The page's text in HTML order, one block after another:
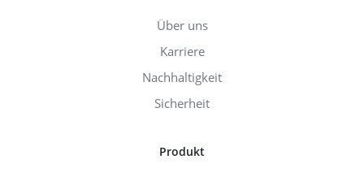
Über uns
Karriere
Nachhaltigkeit
Sicherheit
Produkt